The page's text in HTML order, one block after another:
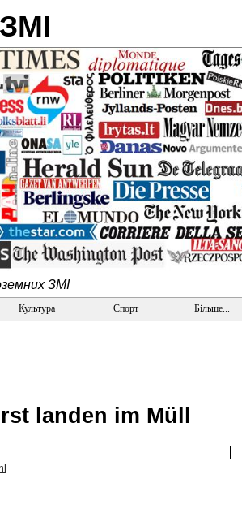
ЗМІ
Культура Спорт Більше...
landen im Müll